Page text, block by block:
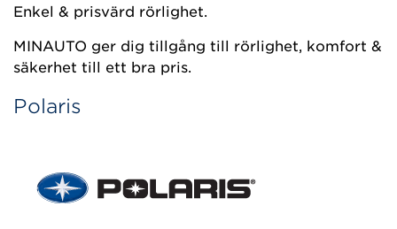
Enkel & prisvärd rörlighet.
MINAUTO ger dig tillgång till rörlighet, komfort &
säkerhet till ett bra pris.
Polaris